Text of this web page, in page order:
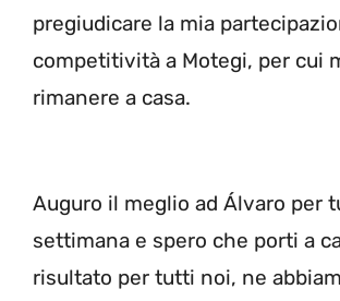
pregiudicare la mia
competitività a Motegi, per cui
rimanere a casa.
Auguro il meglio ad Álvaro per
settimana e spero che porti a
risultato per tutti noi, ne